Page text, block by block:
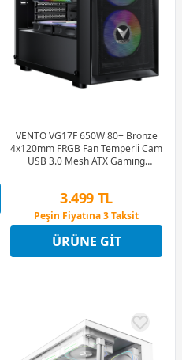
VENTO VG17F 650W 80+ Bronze
4x120mm FRGB Fan Temperli Cam
USB 3.0 Mesh ATX Gaming
3.499 TL
Peşin Fiyatına 3 Taksit
12 Ay x 412 TL taksitle
Peşin Fiyatına 3 Taksit
ÜRÜNE GIT